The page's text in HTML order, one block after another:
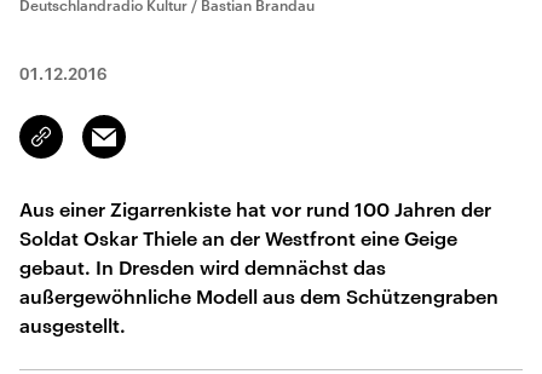
Deutschlandradio Kultur / Bastian Brandau
01.12.2016
Link
kopieren/teilen
Email
Aus einer Zigarrenkiste hat vor rund 100 Jahren der
Soldat Oskar Thiele an der Westfront eine Geige
gebaut. In Dresden wird demnächst das
außergewöhnliche Modell aus dem Schützengraben
ausgestellt.